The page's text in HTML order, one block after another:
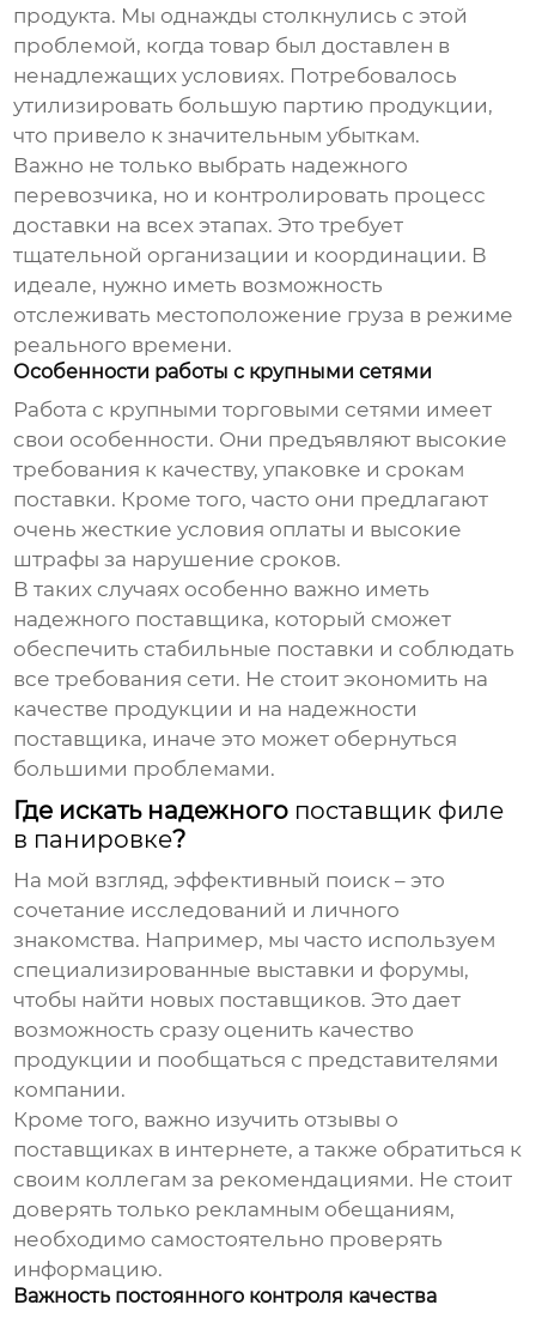
продукта. Мы однажды столкнулись с этой
проблемой, когда товар был доставлен в
ненадлежащих условиях. Потребовалось
утилизировать большую партию продукции,
что привело к значительным убыткам.
Важно не только выбрать надежного
перевозчика, но и контролировать процесс
доставки на всех этапах. Это требует
тщательной организации и координации. В
идеале, нужно иметь возможность
отслеживать местоположение груза в режиме
реального времени.
Особенности работы с крупными сетями
Работа с крупными торговыми сетями имеет
свои особенности. Они предъявляют высокие
требования к качеству, упаковке и срокам
поставки. Кроме того, часто они предлагают
очень жесткие условия оплаты и высокие
штрафы за нарушение сроков.
В таких случаях особенно важно иметь
надежного поставщика, который сможет
обеспечить стабильные поставки и соблюдать
все требования сети. Не стоит экономить на
качестве продукции и на надежности
поставщика, иначе это может обернуться
большими проблемами.
Где искать надежного поставщик филе
в панировке?
На мой взгляд, эффективный поиск – это
сочетание исследований и личного
знакомства. Например, мы часто используем
специализированные выставки и форумы,
чтобы найти новых поставщиков. Это дает
возможность сразу оценить качество
продукции и пообщаться с представителями
компании.
Кроме того, важно изучить отзывы о
поставщиках в интернете, а также обратиться к
своим коллегам за рекомендациями. Не стоит
доверять только рекламным обещаниям,
необходимо самостоятельно проверять
информацию.
Важность постоянного контроля качества